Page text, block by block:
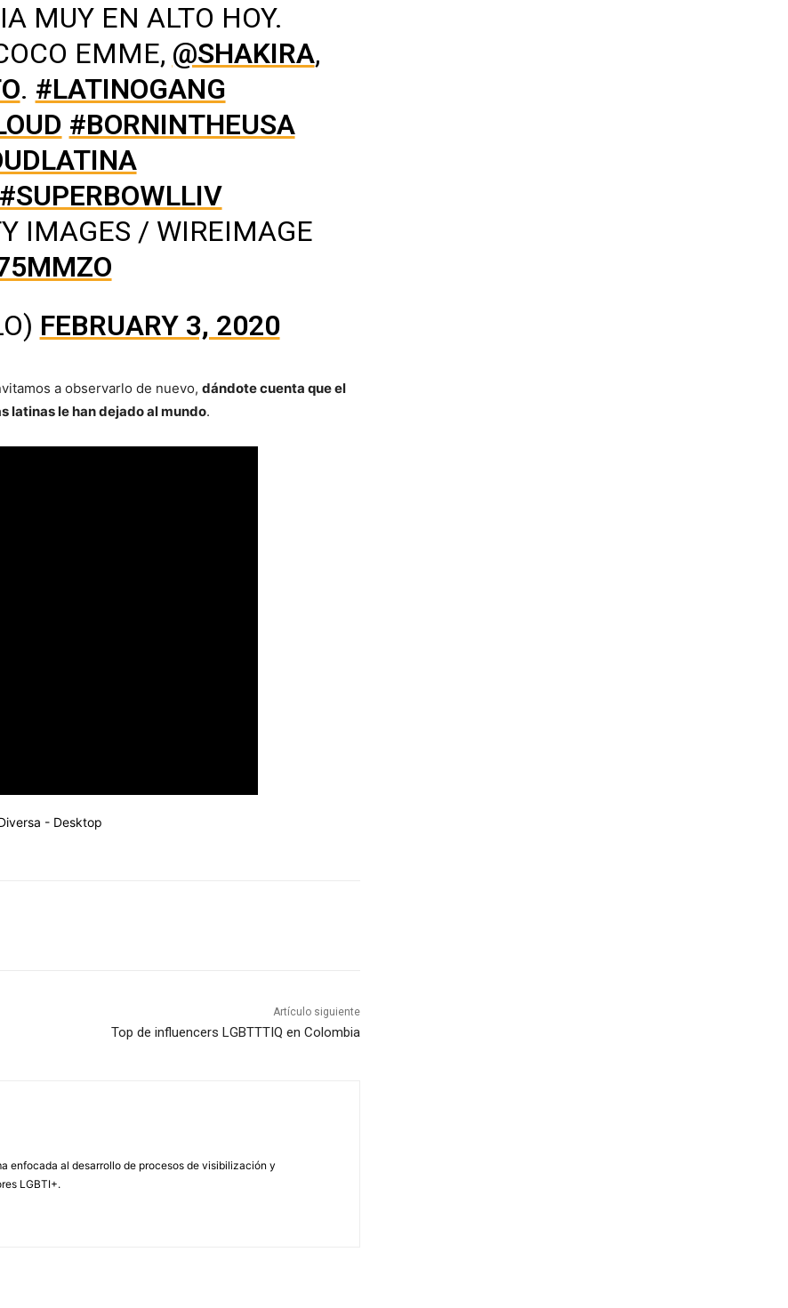
MUY EN ALTO HOY.
EMME, @SHAKIRA,
. #LATINOGANG
#BORNINTHEUSA
#SUPERBOWLLIV
IMAGES / WIREIMAGE
FEBRUARY 3, 2020
a observarlo de nuevo, dándote cuenta que el
latinas le han dejado al mundo.
Artículo siguiente
Top de influencers LGBTTTIQ en Colombia
enfocada al desarrollo de procesos de visibilización y
LGBTI+.